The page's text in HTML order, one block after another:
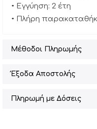
• Εγγύηση: 2 έτη
• Πλήρη
Μέθοδοι Πληρωμής
Έξοδα Αποστολής
Πληρωμή με Δόσεις